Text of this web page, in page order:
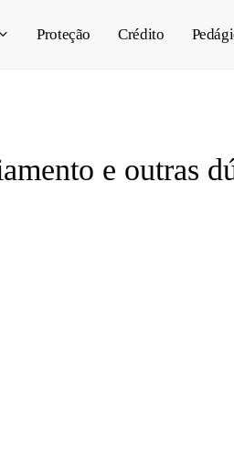
Proteção Crédito
e outras